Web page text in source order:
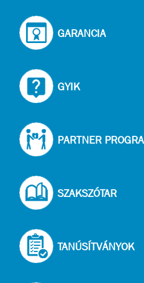
GARANCIA
GYIK
PARTNER
SZAKSZÓTAR
TANÚSÍTVÁNYOK